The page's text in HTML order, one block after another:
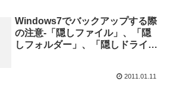
Windows7でバックアップする際
の注意-「隠しファイル」、「隠
しフォルダー」、「隠しドライ
2011.01.11